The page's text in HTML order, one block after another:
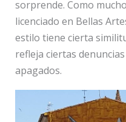
sorprende. Como
licenciado en Bellas
estilo tiene cierta
refleja ciertas
apagados.